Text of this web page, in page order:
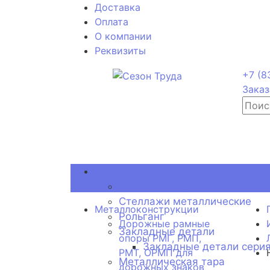
Доставка
Оплата
О компании
Реквизиты
+7
Стеллажи металлические
Рольганг
Закладные детали
Закладные детали
Металлическая тара
Металлоконструкции
Дорожные рамные
опоры РМГ, РМП,
РМТ, ОРМП для
дорожных знаков